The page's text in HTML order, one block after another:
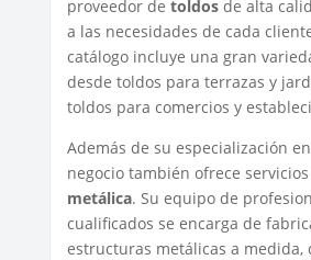
proveedor de toldosde alta
a las necesidades de cada
catálogo incluye una gran
desde toldos para terrazas y
toldos para comercios y
Además de su especialización
negocio también ofrece
metálica. Su equipo de
cualificados se encarga de
estructuras metálicas a medida,